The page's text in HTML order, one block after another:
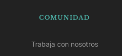
COMUNIDAD
Trabaja con nosotros